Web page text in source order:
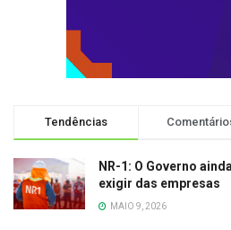
Tendências
NR-1: O Governo
exigir das empresas
MAIO 9, 2026